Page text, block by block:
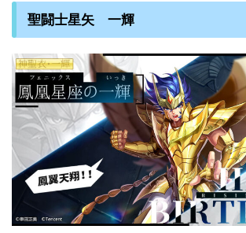
聖闘士星矢 一輝